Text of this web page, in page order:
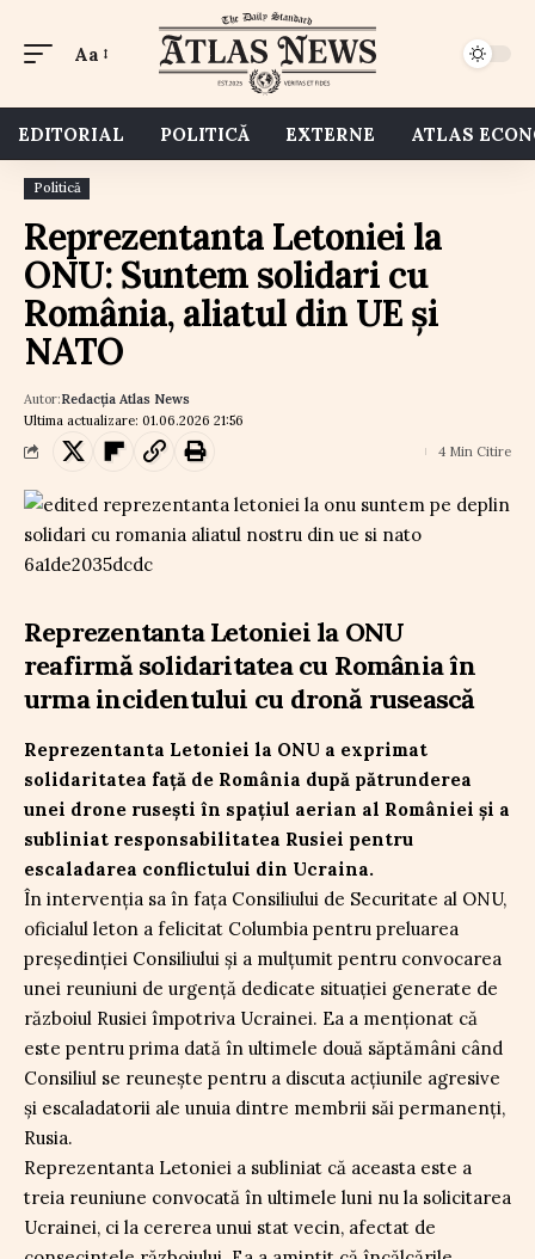
Aa
EDITORIAL POLITICĂ EXTERNE ATLAS
Politică
Reprezentanta Letoniei la
ONU: Suntem solidari cu
România, aliatul din UE și
NATO
Ultima actualizare: 01.06.2026 21:56
Autor:Redacția Atlas News
4 Min Citire
Reprezentanta Letoniei la ONU
reafirmă solidaritatea cu România în
urma incidentului cu dronă rusească
Reprezentanta Letoniei la ONU a exprimat
solidaritatea față de România după pătrunderea
unei drone rusești în spațiul aerian al României și a
subliniat responsabilitatea Rusiei pentru
escaladarea conflictului din Ucraina.
În intervenția sa în fața Consiliului de Securitate al ONU,
oficialul leton a felicitat Columbia pentru preluarea
președinției Consiliului și a mulțumit pentru convocarea
unei reuniuni de urgență dedicate situației generate de
războiul Rusiei împotriva Ucrainei. Ea a menționat că
este pentru prima dată în ultimele două săptămâni când
Consiliul se reunește pentru a discuta acțiunile agresive
și escaladatorii ale unuia dintre membrii săi permanenți,
Rusia.
Reprezentanta Letoniei a subliniat că aceasta este a
treia reuniune convocată în ultimele luni nu la solicitarea
Ucrainei, ci la cererea unui stat vecin, afectat de